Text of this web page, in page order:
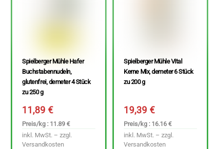
Spielberger Mühle Hafer
Buchstabennudeln,
glutenfrei, demeter 4 Stück
zu 250 g
11,89€
Preis/kg : 11.89 €
inkl. MwSt. – zzgl.
Versandkosten
Spielberger Mühle Vital
Kerne Mix, demeter 6 Stück
zu 200 g
19,39€
Preis/kg : 16.16 €
inkl. MwSt. – zzgl.
Versandkosten